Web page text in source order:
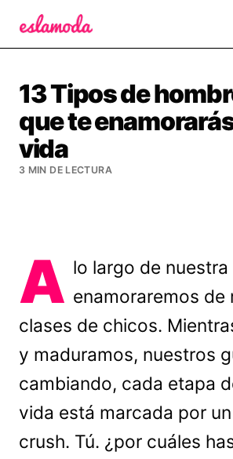
13 Tipos de
que te
vida
3 MIN DE LECTURA
A lo largo de
enamoraremos de
clases de chicos.
y maduramos, nuestros
cambiando, cada etapa
vida está marcada por
crush. Tú. ¿por cuáles